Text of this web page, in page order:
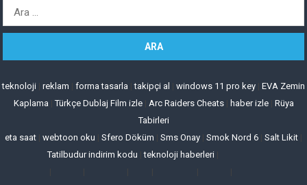
Arama:
teknoloji reklam forma tasarla |takipçi al windows 11 pro key EVA Zemin
Kaplama |Türkçe Dublaj Film izle| Arc Raiders Cheats| haber izle| Rüya
Tabirleri
eta saat webtoon oku Sfero Döküm Sms Onay Smok Nord 6 Salt Likit
Tatilbudur indirim kodu |teknoloji haberleri|